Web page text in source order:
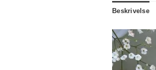
Beskrivelse